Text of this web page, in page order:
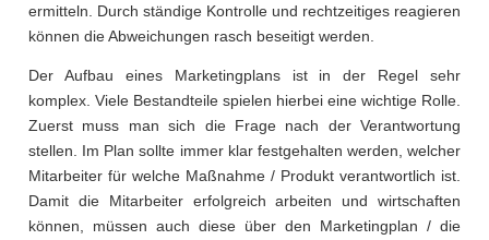
ermitteln. Durch ständige Kontrolle und rechtzeitiges reagieren
können die Abweichungen rasch beseitigt werden.
Der Aufbau eines Marketingplans ist in der Regel sehr
komplex. Viele Bestandteile spielen hierbei eine wichtige Rolle.
Zuerst muss man sich die Frage nach der Verantwortung
stellen. Im Plan sollte immer klar festgehalten werden, welcher
Mitarbeiter für welche Maßnahme / Produkt verantwortlich ist.
Damit die Mitarbeiter erfolgreich arbeiten und wirtschaften
können, müssen auch diese über den Marketingplan / die